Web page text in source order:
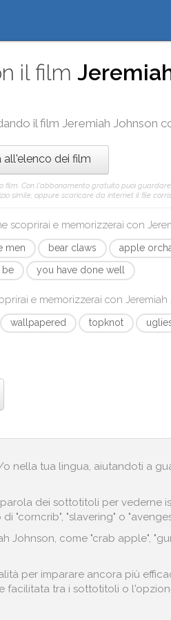
il film
il film Jeremiah Johnson
all'elenco dei film
Con l'abbonamento gratuito puoi guardare
simile, oppure scaricare da internet il file
scoprirai e memorizzerai con
men bear claws apple
be you have done well
e memorizzerai con
wallpapered topknot
nella tua lingua, aiutandoti a
dei sottotitoli per vederne
"corncrib", "slavering" o
come "crab apple",
per imparare ancora più
facilitata tra i sottotitoli o